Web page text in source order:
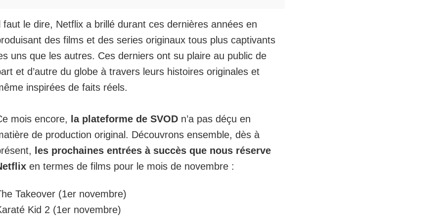
faut le dire, Netflix a brillé durant ces dernières années en
des films et des series originaux tous plus captivants
uns que les autres. Ces derniers ont su plaire au public de
et d’autre du globe à travers leurs histoires originales et
inspirées de faits réels.
mois encore, la plateforme de SVOD n’a pas déçu en
de production original. Découvrons ensemble, dès à
les prochaines entrées à succès que nous réserve
en termes de films pour le mois de novembre :
Takeover (1er novembre)
Kid 2 (1er novembre)